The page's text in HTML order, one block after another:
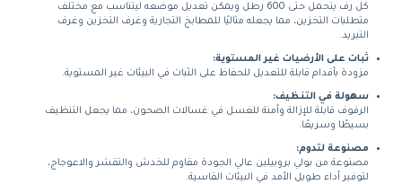
كل رف يتحمل حتى 600 رطل ويمكن تعديل موضعه ليتناسب مع مختلف
متطلبات التخزين، مما يجعله مثاليًا للمطابخ التجارية وغرف التخزين وغرف
التبريد.
ثبات على الأرضيات غير المستوية:
مزودة بأقدام قابلة للتعديل للحفاظ على الثبات في البيئات غير المستوية.
سهولة في التنظيف:
الرفوف قابلة للإزالة وآمنة للغسل في غسالات الصحون، مما يجعل التنظيف
بسيطًا وسريعًا.
مصنوعة لتدوم:
مصنوعة من بولي بروبيلين عالي الجودة مقاوم للخدش والتقشر والاعوجاج،
لتوفير أداء طويل الأمد في البيئات القاسية.